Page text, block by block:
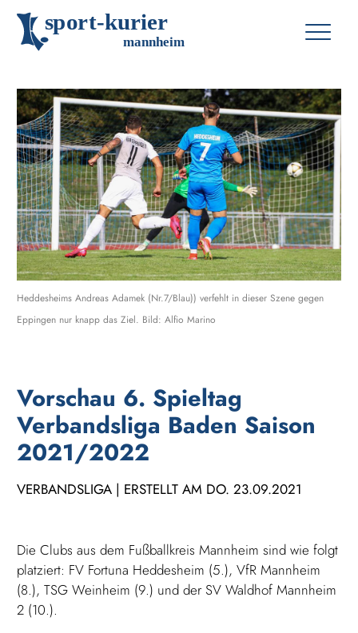
sport-kurier
mannheim
Heddesheims Andreas Adamek (Nr.7/Blau)) verfehlt in dieser Szene gegen
Eppingen nur knapp das Ziel. Bild: Alfio Marino
Vorschau 6. Spieltag
Verbandsliga Baden Saison
2021/2022
VERBANDSLIGA | ERSTELLT AM DO. 23.09.2021
Die Clubs aus dem Fußballkreis Mannheim sind wie folgt
platziert: FV Fortuna Heddesheim (5.), VfR Mannheim
(8.), TSG Weinheim (9.) und der SV Waldhof Mannheim
2 (10.).